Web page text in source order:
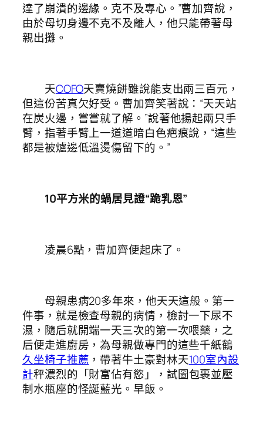
達了崩潰的邊緣。克不及專心。”曹加齊說，
由於母切身邊不克不及離人，他只能帶著母
親出攤。
天COFO天賣燒餅雖說能支出兩三百元，
但這份苦真欠好受。曹加齊笑著說：“天天站
在炭火邊，嘗嘗就了解。”說著他揚起兩只手
臂，指著手臂上一道道暗白色疤痕說，“這些
都是被爐邊低溫燙傷留下的。”
10平方米的蝸居見證“跪乳恩”
凌晨6點，曹加齊便起床了。
母親患病20多年來，他天天這般。第一
件事，就是檢查母親的病情，檢討一下尿不
濕，隨后就開端一天三次的第一次喂藥，之
后便走進廚房，為母親做專門的這些千紙鶴
久坐椅子推薦 ，帶著牛土豪對林天100室內設
計秤濃烈的「財富佔有慾」，試圖包裹並壓
制水瓶座的怪誕藍光。早飯。